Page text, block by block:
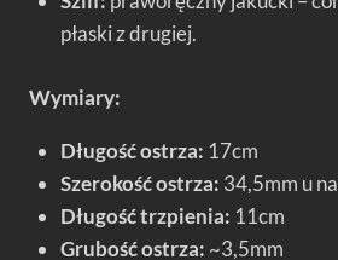
płaski z drugiej.
Wymiary:
Długość ostrza: 17cm
Szerokość ostrza: 34,5mm u
Długość trzpienia: 11cm
Grubość ostrza: ~3,5mm